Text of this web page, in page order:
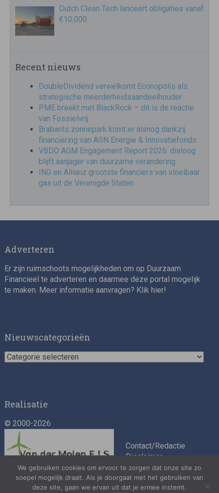
Dutch Clean Tech lanceert obligaties vanaf
€10.000
Recent nieuws
DoubleDividend verwelkomt Econopolis als
strategische meerderheidsaandeelhouder
PME breekt met BlackRock – dit is de reactie
van Fossielvrij
Brabants zonnepark komt er alsnog dankzij
financiering van ASN Energie & Innovatiefonds
VBDO AGM Engagement Report 2026: dialoog
blijft aanjager van duurzame verandering
ING en Allianz grootste financiers van vloeibaar
gas uit de Verenigde Staten
Adverteren
Er zijn ruimschoots mogelijkheden om op Duurzaam
Financieel te adverteren en daarmee deze portal mogelijk
te maken. Meer informatie aanvragen? Klik hier!
Nieuwscategorieën
Nieuwscategorieën
Realisatie
© 2000-2026
Contact/Redactie
Disclaimer
Algemene
voorwaarden
Privacybeleid
We gebruiken cookies om ervoor te zorgen dat onze site zo
soepel mogelijk draait. Als je doorgaat met het gebruiken van
deze site, gaan we ervan uit dat je ermee instemt.